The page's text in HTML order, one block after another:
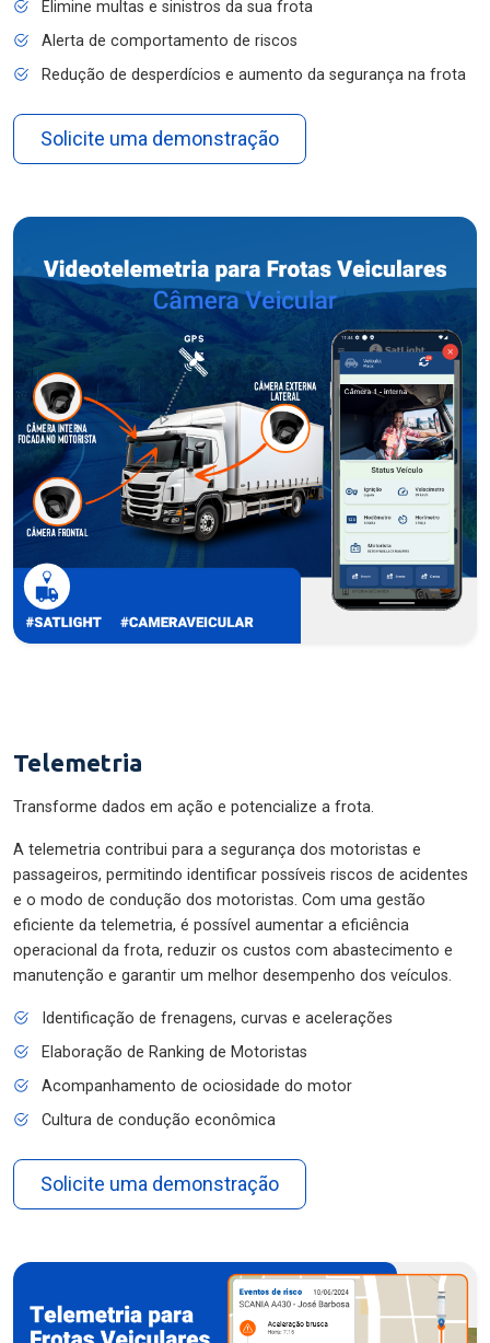
Elimine multas e sinistros da sua frota
Alerta de comportamento de riscos
Redução de desperdícios e aumento da segurança na frota
Solicite uma demonstração
Telemetria
Transforme dados em ação e potencialize a frota.
A telemetria contribui para a segurança dos motoristas e
passageiros, permitindo identificar possíveis riscos de acidentes
e o modo de condução dos motoristas. Com uma gestão
eficiente da telemetria, é possível aumentar a eficiência
operacional da frota, reduzir os custos com abastecimento e
manutenção e garantir um melhor desempenho dos veículos.
Identificação de frenagens, curvas e acelerações
Elaboração de Ranking de Motoristas
Acompanhamento de ociosidade do motor
Cultura de condução econômica
Solicite uma demonstração